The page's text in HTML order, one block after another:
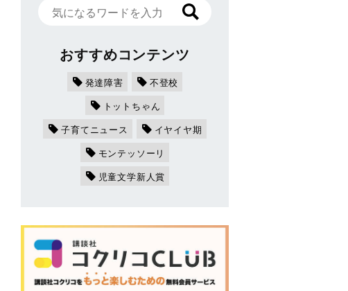
おすすめコンテンツ
発達障害
不登校
トットちゃん
子育てニュース
イヤイヤ期
モンテッソーリ
児童文学新人賞